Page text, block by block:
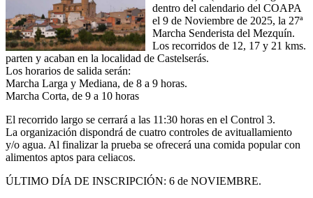
dentro del calendario del COAPA
el 9 de Noviembre de 2025, la 27ª
Marcha Senderista del Mezquín.
Los recorridos de 12, 17 y 21 kms.
parten y acaban en la localidad de Castelserás.
Los horarios de salida serán:
Marcha Larga y Mediana, de 8 a 9 horas.
Marcha Corta, de 9 a 10 horas
El recorrido largo se cerrará a las 11:30 horas en el Control 3.
La organización dispondrá de cuatro controles de avituallamiento
y/o agua. Al finalizar la prueba se ofrecerá una comida popular con
alimentos aptos para celiacos.
ÚLTIMO DÍA DE INSCRIPCIÓN: 6 de NOVIEMBRE.